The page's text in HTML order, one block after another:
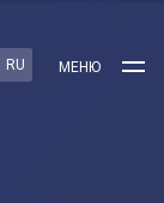
RU МЕНЮ